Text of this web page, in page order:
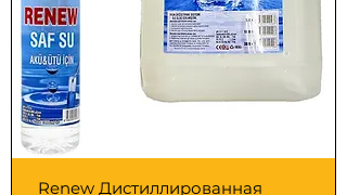
Renew Дистиллированная